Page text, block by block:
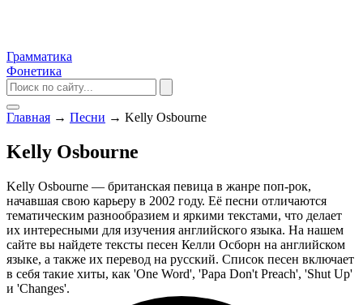
Грамматика
Фонетика
Главная → Песни → Kelly Osbourne
Kelly Osbourne
Kelly Osbourne — британская певица в жанре поп-рок,
начавшая свою карьеру в 2002 году. Её песни отличаются
тематическим разнообразием и яркими текстами, что делает
их интересными для изучения английского языка. На нашем
сайте вы найдете тексты песен Келли Осборн на английском
языке, а также их перевод на русский. Список песен включает
в себя такие хиты, как 'One Word', 'Papa Don't Preach', 'Shut Up'
и 'Changes'.